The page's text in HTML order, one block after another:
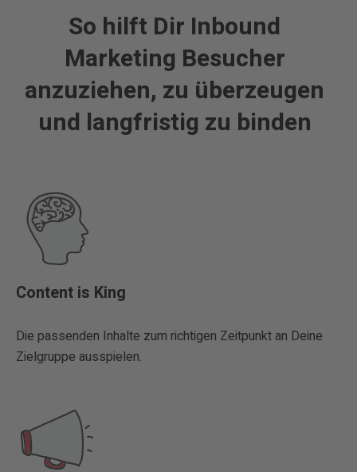
So hilft Dir Inbound
Marketing Besucher
anzuziehen, zu überzeugen
und langfristig zu binden
Content is King
Die passenden Inhalte zum richtigen Zeitpunkt an Deine
Zielgruppe ausspielen.